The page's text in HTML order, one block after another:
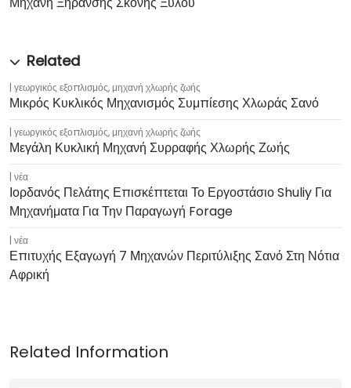
γεωργικός εξοπλισμός,μηχανή χλωρής ζωής
Μικρός Κυκλικός Μηχανισμός Συμπίεσης Χλωράς Σανό
γεωργικός εξοπλισμός,μηχανή χλωρής ζωής
Μεγάλη Κυκλική Μηχανή Συρραφής Χλωρής Ζωής
νέα
Ιορδανός Πελάτης Επισκέπτεται Το Εργοστάσιο Shuliy Για
Μηχανήματα Για Την Παραγωγή Forage
νέα
Επιτυχής Εξαγωγή 7 Μηχανών Περιτύλιξης Σανό Στη Νότια
Αφρική